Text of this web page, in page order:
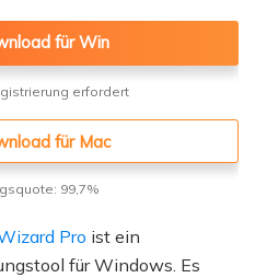
für Win
erfordert
für Mac
99,7%
Pro ist ein
für Windows. Es